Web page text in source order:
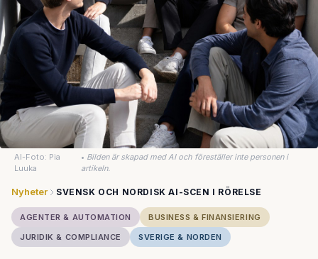
AI-Foto: Pia
Luuka
• Bilden är skapad med AI och föreställer inte personen i
artikeln.
Nyheter SVENSK OCH NORDISK AI-SCEN I RÖRELSE
AGENTER & AUTOMATION
BUSINESS & FINANSIERING
JURIDIK & COMPLIANCE
SVERIGE & NORDEN